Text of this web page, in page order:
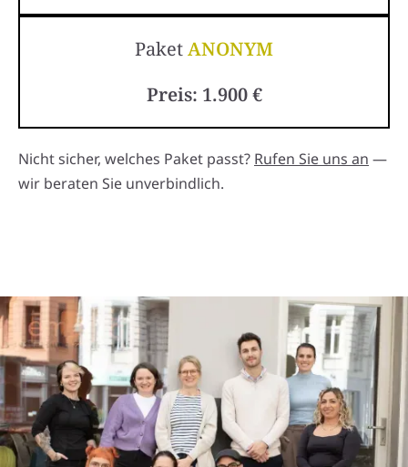
PaketANONYM
Preis: 1.900 €
Nicht sicher, welches Paket passt? Rufen Sie uns an —
wir beraten Sie unverbindlich.